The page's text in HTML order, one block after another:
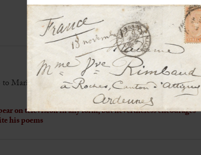
Marianne Oswald
on television in any form, but nevertheless encourages
his poems